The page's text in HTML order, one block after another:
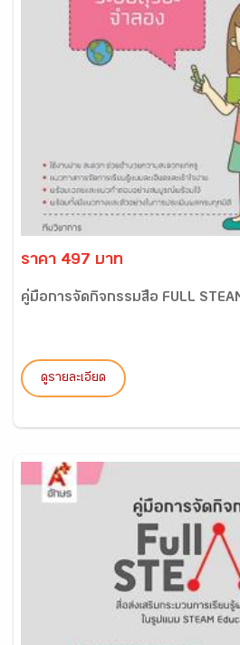
ราคา 497 บาท
คู่มือการจัดกิจกรรมสื่อ FULL
ดูรายละเอียด